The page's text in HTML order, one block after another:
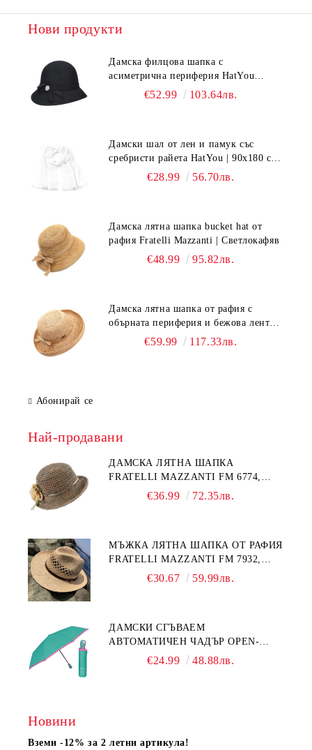
Нови продукти
Дамска филцова шапка с
асиметрична периферия HatYou
CF0376 | Черен
€52.99 103.64лв.
Дамски шал от лен и памук със
сребристи райета HatYou | 90x180 см |
€28.99 56.70лв.
Дамска лятна шапка bucket hat от
рафия Fratelli Mazzanti | Светлокафяв
€48.99 95.82лв.
Дамска лятна шапка от рафия с
обърната периферия и бежова лента
Fratelli Mazzanti | Натурален
€59.99 117.33лв.
Абонирай се
Най-продавани
ДАМСКА ЛЯТНА ШАПКА
FRATELLI MAZZANTI FM 6774,
НАТУРАЛЕН/ЖЪЛТО ЦВЕТЕ
€36.99 72.35лв.
МЪЖКА ЛЯТНА ШАПКА ОТ РАФИЯ
FRATELLI MAZZANTI FM 7932,
НАТУРАЛЕН
€30.67 59.99лв.
ДАМСКИ СГЪВАЕМ
АВТОМАТИЧЕН ЧАДЪР OPEN-
CLOSE | PERLETTI TECHNOLOGY
€24.99 48.88лв.
Новини
Вземи -12% за 2 летни артикула!